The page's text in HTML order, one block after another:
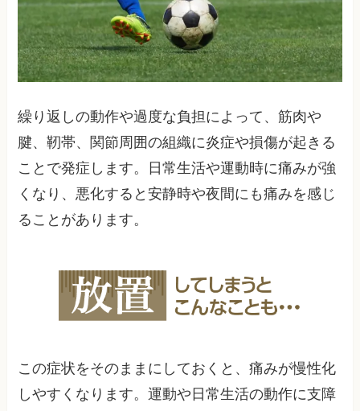
繰り返しの動作や過度な負担によって、筋肉や
腱、靭帯、関節周囲の組織に炎症や損傷が起きる
ことで発症します。日常生活や運動時に痛みが強
くなり、悪化すると安静時や夜間にも痛みを感じ
ることがあります。
この症状をそのままにしておくと、痛みが慢性化
しやすくなります。運動や日常生活の動作に支障